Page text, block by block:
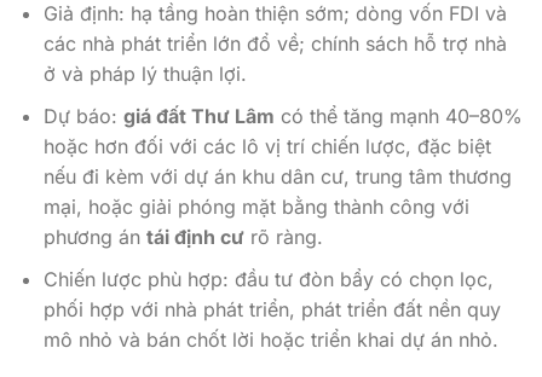
Giả định: hạ tầng hoàn thiện sớm; dòng vốn FDI và
các nhà phát triển lớn đổ về; chính sách hỗ trợ nhà
ở và pháp lý thuận lợi.
Dự báo: giá đất Thư Lâm có thể tăng mạnh 40–80%
hoặc hơn đối với các lô vị trí chiến lược, đặc biệt
nếu đi kèm với dự án khu dân cư, trung tâm thương
mại, hoặc giải phóng mặt bằng thành công với
phương án tái định cưrõ ràng.
Chiến lược phù hợp: đầu tư đòn bẩy có chọn lọc,
phối hợp với nhà phát triển, phát triển đất nền quy
mô nhỏ và bán chốt lời hoặc triển khai dự án nhỏ.